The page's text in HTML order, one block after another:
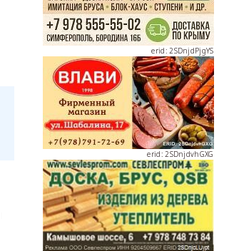
erid: 2SDnjdPjgYS
erid: 2SDnjdvhGXG